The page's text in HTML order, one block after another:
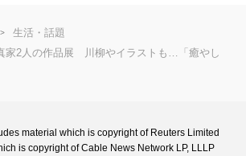
生活・話題
家2人の作品展 川柳やイラストも…「癒やし
material which is copyright of Reuters Limited
is copyright of Cable News Network LP, LLLP